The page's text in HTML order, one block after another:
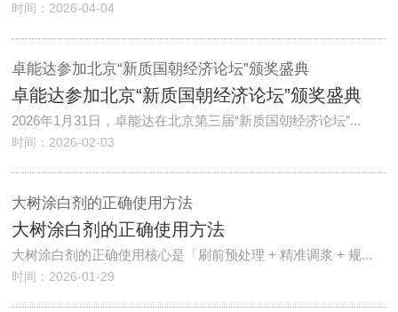
时间：2026-04-04
卓能达参加北京“新质国朝经济论坛”颁奖盛典
卓能达参加北京“新质国朝经济论坛”颁奖盛典
2026年1月31日，卓能达在北京第三届“新质国朝经济论坛”...
时间：2026-02-03
大树涂白剂的正确使用方法
大树涂白剂的正确使用方法
大树涂白剂的正确使用核心是「刷前预处理 + 精准调浆 + 规...
时间：2026-01-29